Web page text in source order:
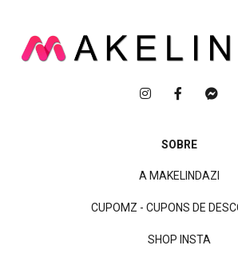
SOBRE
A MAKELINDAZI
CUPOMZ - CUPONS DE
SHOP INSTA